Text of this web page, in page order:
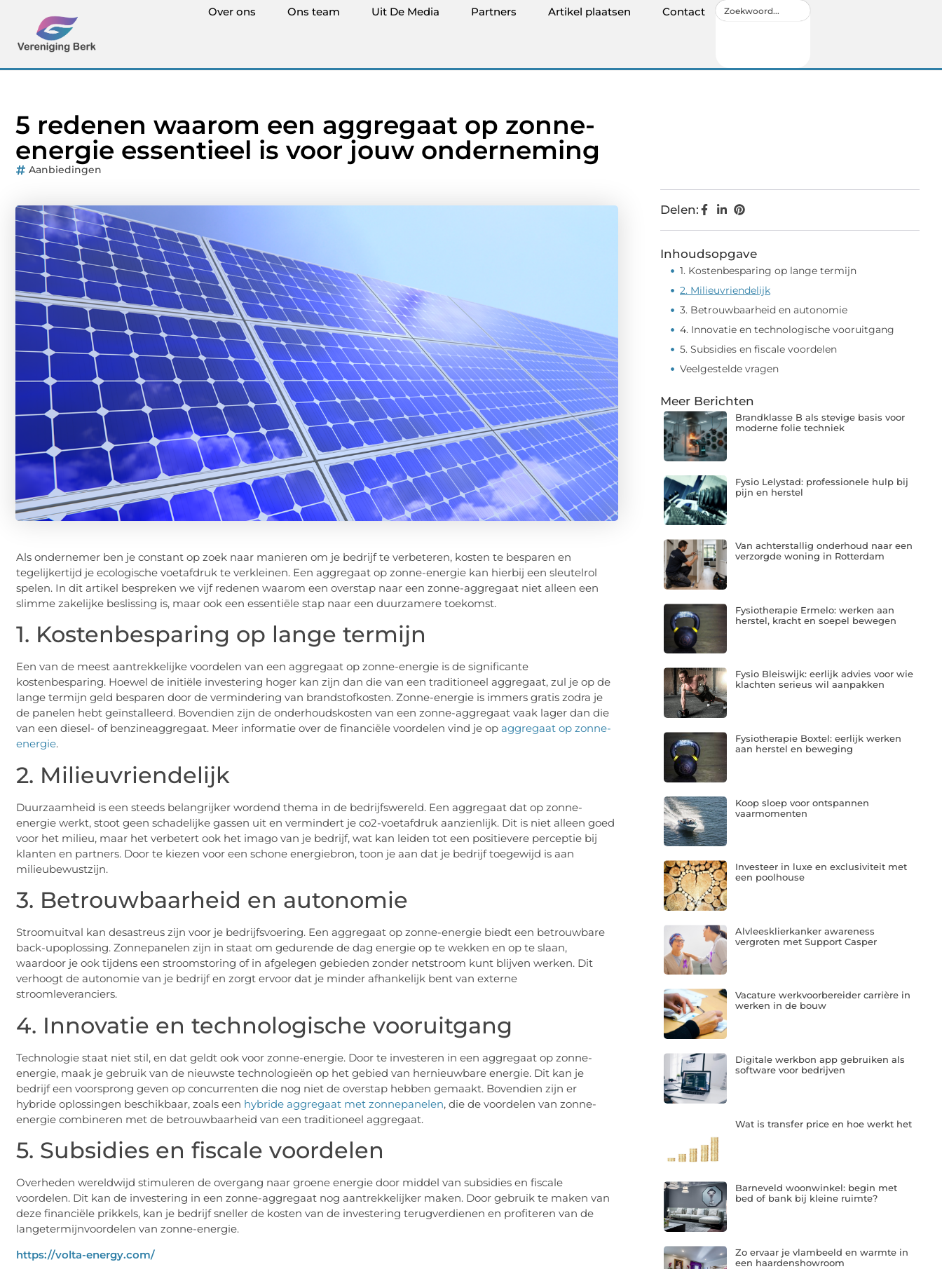
Over ons Ons team Uit De Media Partners Artikel plaatsen Contact
5 redenen waarom een aggregaat op zonne-
energie essentieel is voor jouw onderneming
Aanbiedingen
Als ondernemer ben je constant op zoek naar manieren om je bedrijf te verbeteren, kosten te besparen en
tegelijkertijd je ecologische voetafdruk te verkleinen. Een aggregaat op zonne-energie kan hierbij een sleutelrol
spelen. In dit artikel bespreken we vijf redenen waarom een overstap naar een zonne-aggregaat niet alleen een
slimme zakelijke beslissing is, maar ook een essentiële stap naar een duurzamere toekomst.
1. Kostenbesparing op lange termijn
Een van de meest aantrekkelijke voordelen van een aggregaat op zonne-energie is de significante
kostenbesparing. Hoewel de initiële investering hoger kan zijn dan die van een traditioneel aggregaat, zul je op de
lange termijn geld besparen door de vermindering van brandstofkosten. Zonne-energie is immers gratis zodra je
de panelen hebt geïnstalleerd. Bovendien zijn de onderhoudskosten van een zonne-aggregaat vaak lager dan die
van een diesel- of benzineaggregaat. Meer informatie over de financiële voordelen vind je op aggregaat op zonne-
energie.
2. Milieuvriendelijk
Duurzaamheid is een steeds belangrijker wordend thema in de bedrijfswereld. Een aggregaat dat op zonne-
energie werkt, stoot geen schadelijke gassen uit en vermindert je co2-voetafdruk aanzienlijk. Dit is niet alleen goed
voor het milieu, maar het verbetert ook het imago van je bedrijf, wat kan leiden tot een positievere perceptie bij
klanten en partners. Door te kiezen voor een schone energiebron, toon je aan dat je bedrijf toegewijd is aan
milieubewustzijn.
3. Betrouwbaarheid en autonomie
Stroomuitval kan desastreus zijn voor je bedrijfsvoering. Een aggregaat op zonne-energie biedt een betrouwbare
back-upoplossing. Zonnepanelen zijn in staat om gedurende de dag energie op te wekken en op te slaan,
waardoor je ook tijdens een stroomstoring of in afgelegen gebieden zonder netstroom kunt blijven werken. Dit
verhoogt de autonomie van je bedrijf en zorgt ervoor dat je minder afhankelijk bent van externe
stroomleveranciers.
4. Innovatie en technologische vooruitgang
Technologie staat niet stil, en dat geldt ook voor zonne-energie. Door te investeren in een aggregaat op zonne-
energie, maak je gebruik van de nieuwste technologieën op het gebied van hernieuwbare energie. Dit kan je
bedrijf een voorsprong geven op concurrenten die nog niet de overstap hebben gemaakt. Bovendien zijn er
hybride oplossingen beschikbaar, zoals een hybride aggregaat met zonnepanelen, die de voordelen van zonne-
energie combineren met de betrouwbaarheid van een traditioneel aggregaat.
5. Subsidies en fiscale voordelen
Overheden wereldwijd stimuleren de overgang naar groene energie door middel van subsidies en fiscale
voordelen. Dit kan de investering in een zonne-aggregaat nog aantrekkelijker maken. Door gebruik te maken van
deze financiële prikkels, kan je bedrijf sneller de kosten van de investering terugverdienen en profiteren van de
langetermijnvoordelen van zonne-energie.
https://volta-energy.com/
Delen:
Inhoudsopgave
1. Kostenbesparing op lange termijn
2. Milieuvriendelijk
3. Betrouwbaarheid en autonomie
4. Innovatie en technologische vooruitgang
5. Subsidies en fiscale voordelen
Veelgestelde vragen
Meer Berichten
Brandklasse B als stevige basis voor
moderne folie techniek
Fysio Lelystad: professionele hulp bij
pijn en herstel
Van achterstallig onderhoud naar een
verzorgde woning in Rotterdam
Fysiotherapie Ermelo: werken aan
herstel, kracht en soepel bewegen
Fysio Bleiswijk: eerlijk advies voor wie
klachten serieus wil aanpakken
Fysiotherapie Boxtel: eerlijk werken
aan herstel en beweging
Koop sloep voor ontspannen
vaarmomenten
Investeer in luxe en exclusiviteit met
een poolhouse
Alvleesklierkanker awareness
vergroten met Support Casper
Vacature werkvoorbereider carrière in
werken in de bouw
Digitale werkbon app gebruiken als
software voor bedrijven
Wat is transfer price en hoe werkt het
Barneveld woonwinkel: begin met
bed of bank bij kleine ruimte?
Zo ervaar je vlambeeld en warmte in
een haardenshowroom